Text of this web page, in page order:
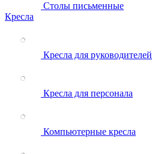
Столы письменные
Кресла
Кресла для руководителей
Кресла для персонала
Компьютерные кресла